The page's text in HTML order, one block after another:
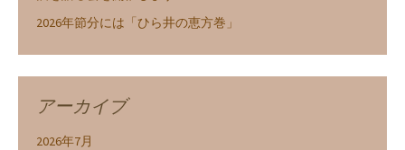
2026年節分には「ひら井の恵方巻」
アーカイブ
2026年7月